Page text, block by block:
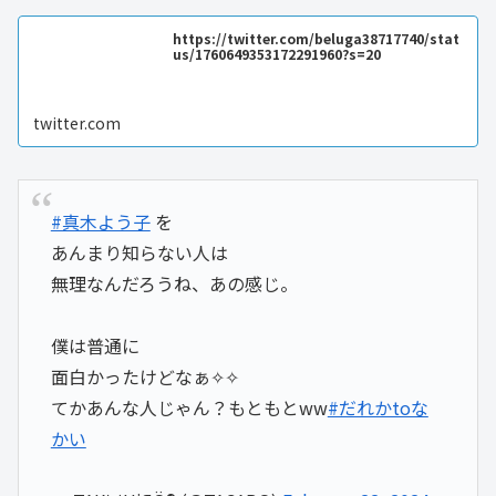
https://twitter.com/beluga38717740/stat
us/1760649353172291960?s=20
twitter.com
#真木よう子を
あんまり知らない人は
無理なんだろうね、あの感じ。
僕は普通に
面白かったけどなぁ✧✧
てかあんな人じゃん？もともとww#だれかtoな
かい